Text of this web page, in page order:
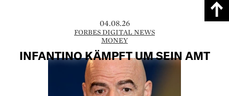
04.08.26
FORBES DIGITAL NEWS
MONEY
INFANTINO KÄMPFT UM SEIN AMT